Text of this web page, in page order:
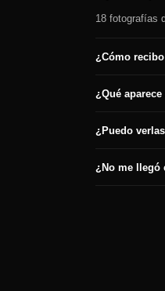
18 fotografías
¿Cómo
¿Qué
¿Puedo
¿No me llegó